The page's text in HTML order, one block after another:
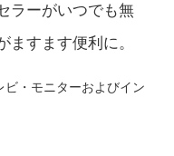
ラーがいつでも無
すます便利に。
ビ・モニターおよびイン